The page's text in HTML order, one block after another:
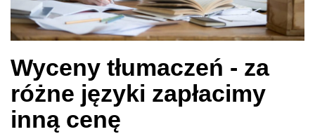
Wyceny tłumaczeń - za
różne języki zapłacimy
inną cenę